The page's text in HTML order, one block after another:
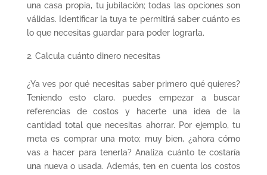
una casa propia, tu jubilación; todas las opciones son
válidas. Identificar la tuya te permitirá saber cuánto es
lo que necesitas guardar para poder lograrla.
Calcula cuánto dinero necesitas
¿Ya ves por qué necesitas saber primero qué quieres?
Teniendo esto claro, puedes empezar a buscar
referencias de costos y hacerte una idea de la
cantidad total que necesitas ahorrar. Por ejemplo, tu
meta es comprar una moto; muy bien, ¿ahora cómo
vas a hacer para tenerla? Analiza cuánto te costaría
una nueva o usada. Además, ten en cuenta los costos